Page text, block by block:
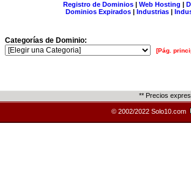
Registro de Dominios| Web Hosting |
Dominios Expirados | Industrias |
Categorías de Dominio:
[Pág.
** Precios
© 2002/2022 Solo10.com